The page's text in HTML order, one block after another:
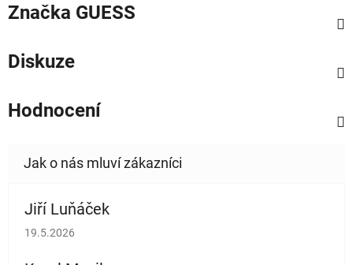
Značka GUESS
Diskuze
Hodnocení
Jiří Luňáček
Hodnocení obchodu je 5 z 5 hvězdiček.
19.5.2026